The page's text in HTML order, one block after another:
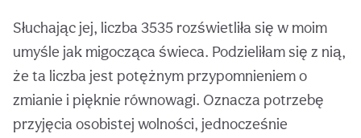
Słuchając jej, liczba 3535 rozświetliła się w moim
umyśle jak migocząca świeca. Podzieliłam się z nią,
że ta liczba jest potężnym przypomnieniem o
zmianie i pięknie równowagi. Oznacza potrzebę
przyjęcia osobistej wolności, jednocześnie